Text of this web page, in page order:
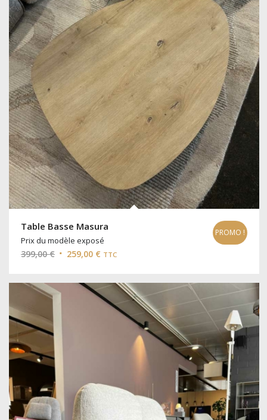
Table Basse Masura
Prix du modèle exposé
399,00€ Le
initial
était :
259,00 € Le
actuel
est :
259,00 €.
TTC
PROMO !